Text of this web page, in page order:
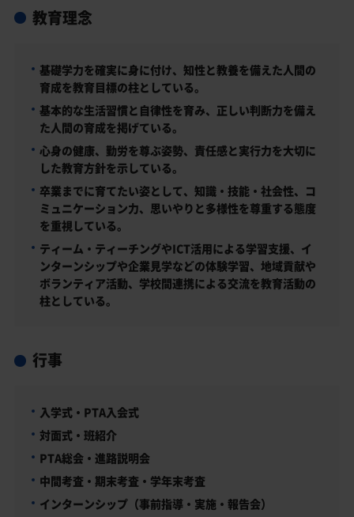
教育理念
基礎学力を確実に身に付け、知性と教養を備えた人間の
育成を教育目標の柱としている。
基本的な生活習慣と自律性を育み、正しい判断力を備え
た人間の育成を掲げている。
心身の健康、勤労を尊ぶ姿勢、責任感と実行力を大切に
した教育方針を示している。
卒業までに育てたい姿として、知識・技能・社会性、コ
ミュニケーション力、思いやりと多様性を尊重する態度
を重視している。
ティーム・ティーチングやICT活用による学習支援、イ
ンターンシップや企業見学などの体験学習、地域貢献や
ボランティア活動、学校間連携による交流を教育活動の
柱としている。
行事
入学式・PTA入会式
対面式・班紹介
PTA総会・進路説明会
中間考査・期末考査・学年末考査
インターンシップ（事前指導・実施・報告会）